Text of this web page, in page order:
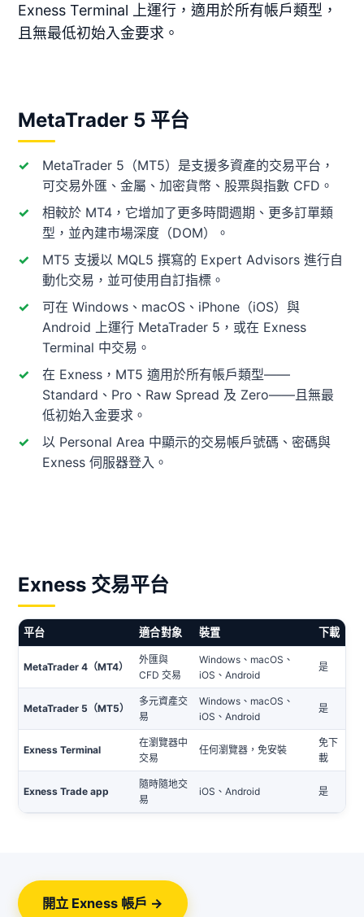
Exness Terminal 上運行，適用於所有帳戶類型，
且無最低初始入金要求。
MetaTrader 5 平台
MetaTrader 5（MT5）是支援多資產的交易平台，
可交易外匯、金屬、加密貨幣、股票與指數 CFD。
相較於 MT4，它增加了更多時間週期、更多訂單類
型，並內建市場深度（DOM）。
MT5 支援以 MQL5 撰寫的 Expert Advisors 進行自
動化交易，並可使用自訂指標。
可在 Windows、macOS、iPhone（iOS）與
Android 上運行 MetaTrader 5，或在 Exness
Terminal 中交易。
在 Exness，MT5 適用於所有帳戶類型——
Standard、Pro、Raw Spread 及 Zero——且無最
低初始入金要求。
以 Personal Area 中顯示的交易帳戶號碼、密碼與
Exness 伺服器登入。
Exness 交易平台
平台 適合對象 裝置 下載
MetaTrader 4（MT4）
外匯與
CFD 交易
Windows、macOS、
iOS、Android
是
MetaTrader 5（MT5）
多元資產交
易
Windows、macOS、
iOS、Android
是
Exness Terminal
在瀏覽器中
交易
任何瀏覽器，免安裝
免下
載
Exness Trade app
隨時隨地交
易
iOS、Android 是
開立 Exness 帳戶 →